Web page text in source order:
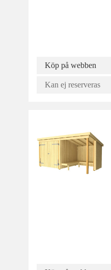
Köp på webben
Kan ej reserveras